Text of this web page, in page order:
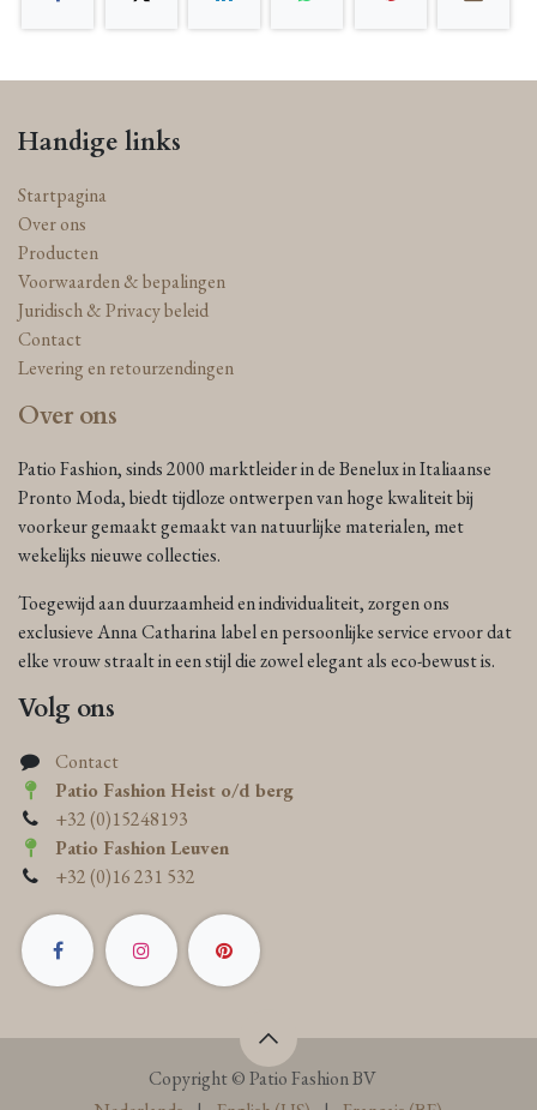
Handige links
Startpagina
Over ons
Producten
Voorwaarden & bepalingen
Juridisch & Privacy beleid
Contact
Levering en retourzendingen
Over ons
Patio Fashion, sinds 2000 marktleider in de Benelux in Italiaanse
Pronto Moda, biedt tijdloze ontwerpen van hoge kwaliteit bij
voorkeur gemaakt gemaakt van natuurlijke materialen, met
wekelijks nieuwe collecties.
Toegewijd aan duurzaamheid en individualiteit, zorgen ons
exclusieve Anna Catharina label en persoonlijke service ervoor dat
elke vrouw straalt in een stijl die zowel elegant als eco-bewust is.
Volg ons
Contact
Patio Fashion Heist o/d berg
+32 (0)15248193
Patio Fashion Leuven
+32 (0)16 231 532
Copyright © Patio Fashion BV